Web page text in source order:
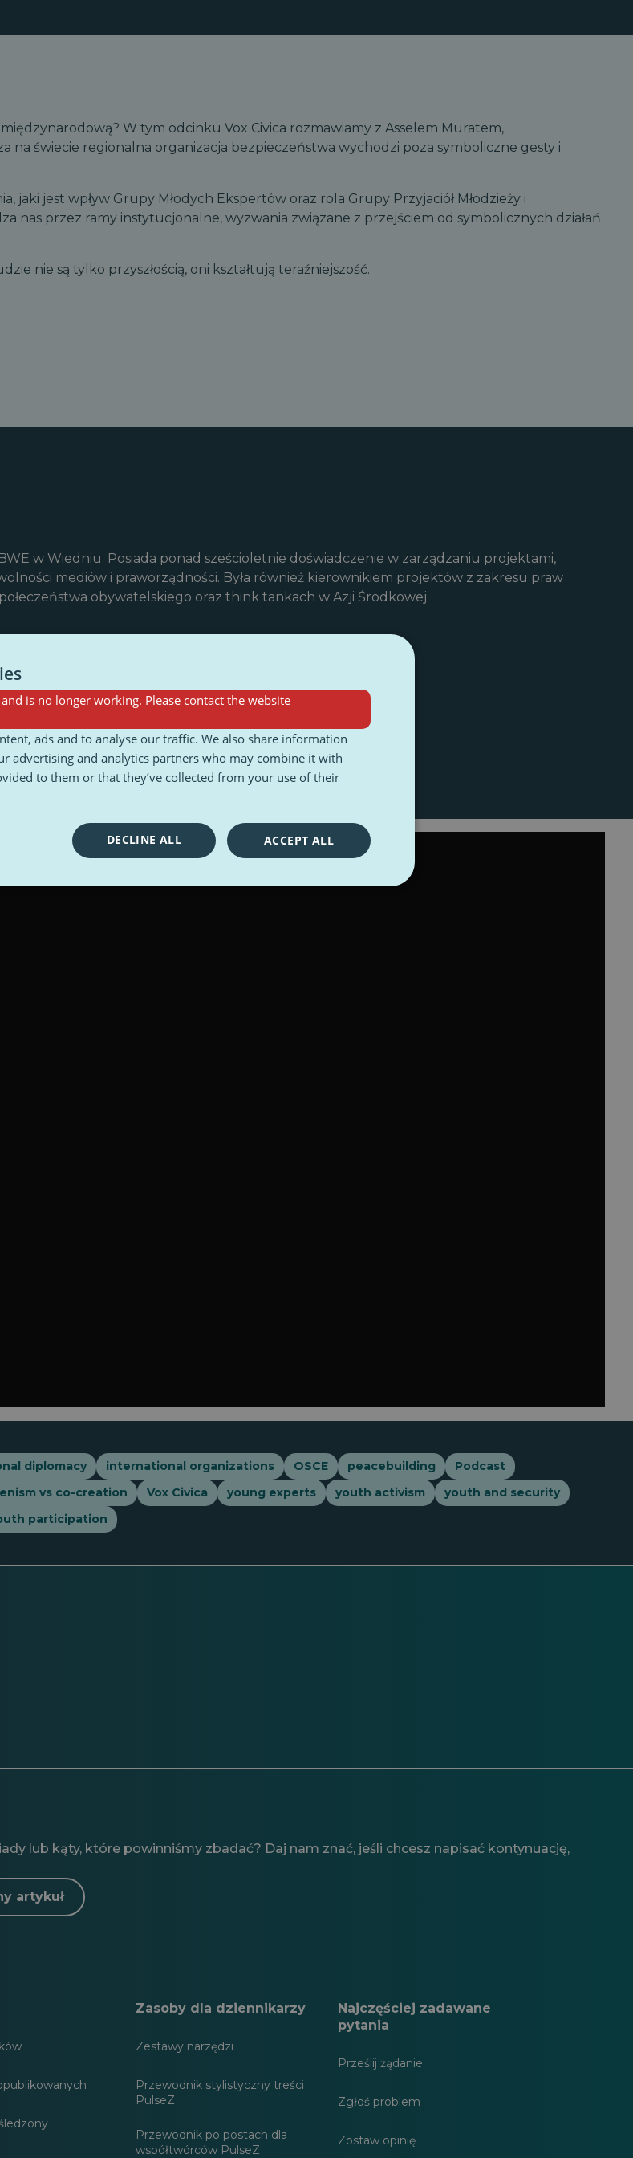
W tym odcinku Vox Civica rozmawiamy z Asselem Muratem,
na świecie regionalna organizacja bezpieczeństwa wychodzi poza symboliczne gesty i
jaki jest wpływ Grupy Młodych Ekspertów oraz rola Grupy Przyjaciół Młodzieży i
nas przez ramy instytucjonalne, wyzwania związane z przejściem od symbolicznych działań
nie są tylko przyszłością, oni kształtują teraźniejszość.
w Wiedniu. Posiada ponad sześcioletnie doświadczenie w zarządzaniu projektami,
mediów i praworządności. Była również kierownikiem projektów z zakresu praw
obywatelskiego oraz think tankach w Azji Środkowej.
diplomacy international organizations OSCE peacebuilding
Podcast
vs co-creation Vox Civica young experts youth activism
youth and security
participation
lub kąty, które powinniśmy zbadać? Daj nam znać, jeśli chcesz napisać kontynuację,
artykuł
Zasoby dla dziennikarzy
Zestawy narzędzi
Przewodnik stylistyczny treści
PulseZ
Przewodnik po postach dla
współtwórców PulseZ
Najczęściej zadawane
pytania
Prześlij żądanie
Zgłoś problem
Zostaw opinię
is no longer working. Please contact the website
ads and to analyse our traffic. We also share information
advertising and analytics partners who may combine it with
to them or that they’ve collected from your use of their
ACCEPT ALL
DECLINE ALL